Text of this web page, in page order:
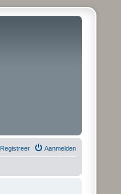
Aanmelden
Registreer